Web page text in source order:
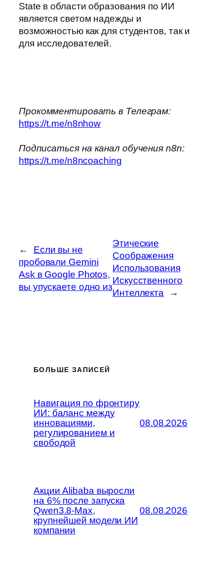
State в области образования по ИИ
является светом надежды и
возможностью как для студентов, так и
для исследователей.
Прокомментировать в Телеграм:
https://t.me/n8nhow
Подписаться на канал обучения n8n:
https://t.me/n8ncoaching
←
Если вы не
пробовали Gemini
Ask в Google Photos,
вы упускаете одно из
Этические
Соображения
Использования
Искусственного
Интеллекта
→
БОЛЬШЕ ЗАПИСЕЙ
Навигация по фронтиру
ИИ: баланс между
инновациями,
регулированием и
свободой
08.08.2026
Акции Alibaba выросли
на 6% после запуска
Qwen3.8-Max,
крупнейшей модели ИИ
компании
08.08.2026